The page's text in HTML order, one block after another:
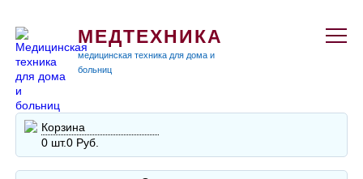
МЕДТЕХНИКА
медицинская техника для дома и
больниц
Корзина
0 шт.0 Руб.